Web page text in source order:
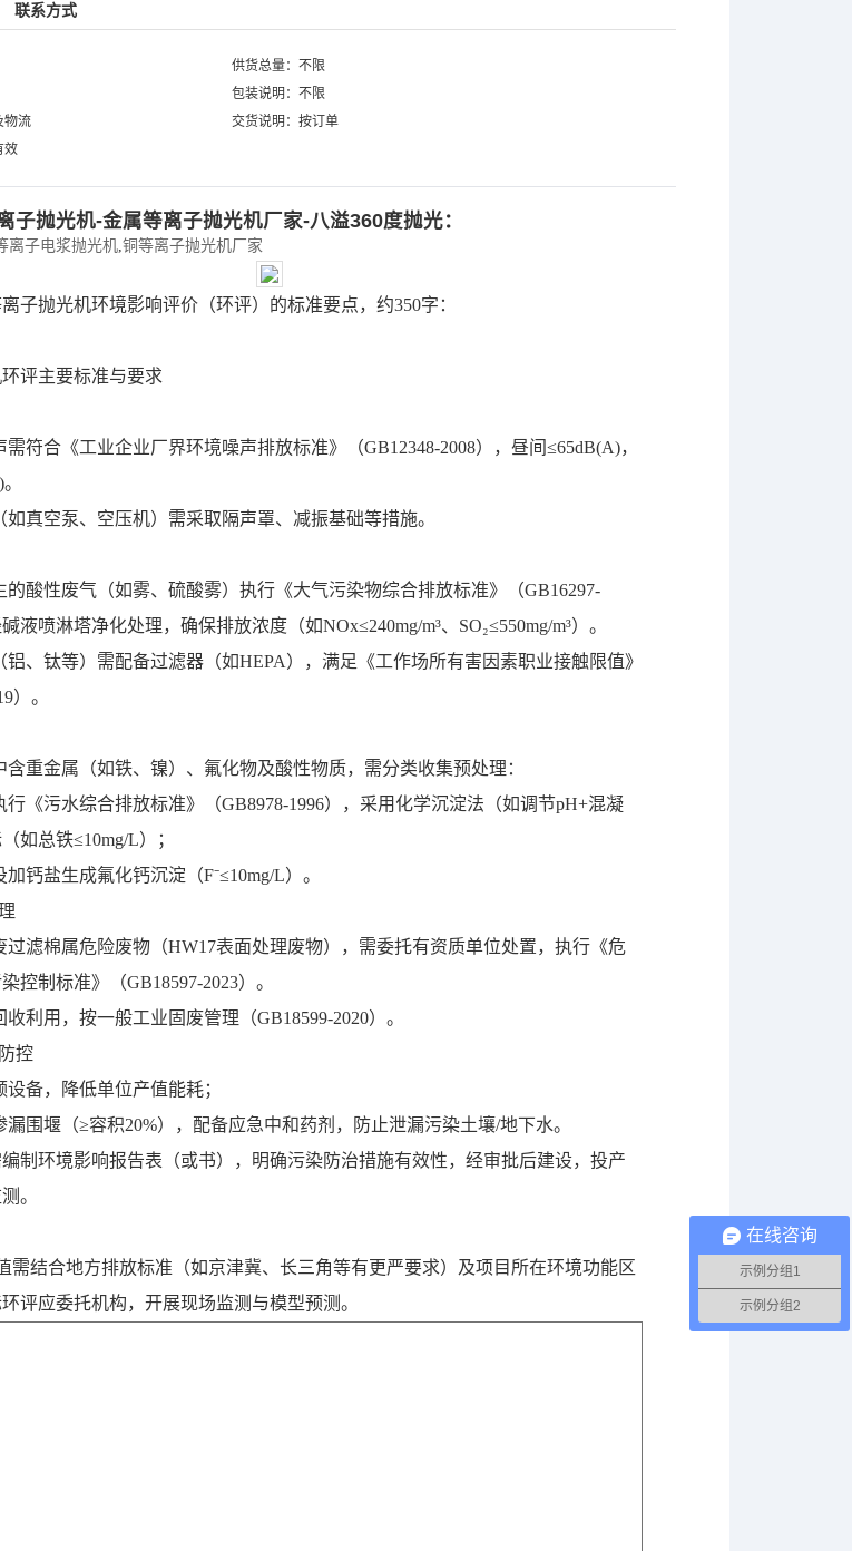
联系方式
供货总量：不限
包装说明：不限
物流
交货说明：按订单
效
子抛光机-金属等离子抛光机厂家-八溢360度抛光：
离子电浆抛光机,铜等离子抛光机厂家
子抛光机环境影响评价（环评）的标准要点，约350字：
环评主要标准与要求
符合《工业企业厂界环境噪声排放标准》（GB12348-2008），昼间≤65dB(A)，
如真空泵、空压机）需采取隔声罩、减振基础等措施。
的酸性废气（如雾、硫酸雾）执行《大气污染物综合排放标准》（GB16297-
液喷淋塔净化处理，确保排放浓度（如NOx≤240mg/m³、SO₂≤550mg/m³）。
铝、钛等）需配备过滤器（如HEPA），满足《工作场所有害因素职业接触限值》
）。
含重金属（如铁、镍）、氟化物及酸性物质，需分类收集预处理：
行《污水综合排放标准》（GB8978-1996），采用化学沉淀法（如调节pH+混凝
如总铁≤10mg/L）；
钙盐生成氟化钙沉淀（F⁻≤10mg/L）。
过滤棉属危险废物（HW17表面处理废物），需委托有资质单位处置，执行《危
控制标准》（GB18597-2023）。
利用，按一般工业固废管理（GB18599-2020）。
控
备，降低单位产值能耗；
漏围堰（≥容积20%），配备应急中和药剂，防止泄漏污染土壤/地下水。
制环境影响报告表（或书），明确污染防治措施有效性，经审批后建设，投产
。
需结合地方排放标准（如京津冀、长三角等有更严要求）及项目所在环境功能区
评应委托机构，开展现场监测与模型预测。
在线咨询
示例分组1
示例分组2